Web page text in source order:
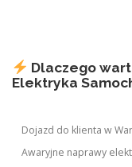
Dlaczego
Elektryka
Dojazd do klienta w
Awaryjne naprawy